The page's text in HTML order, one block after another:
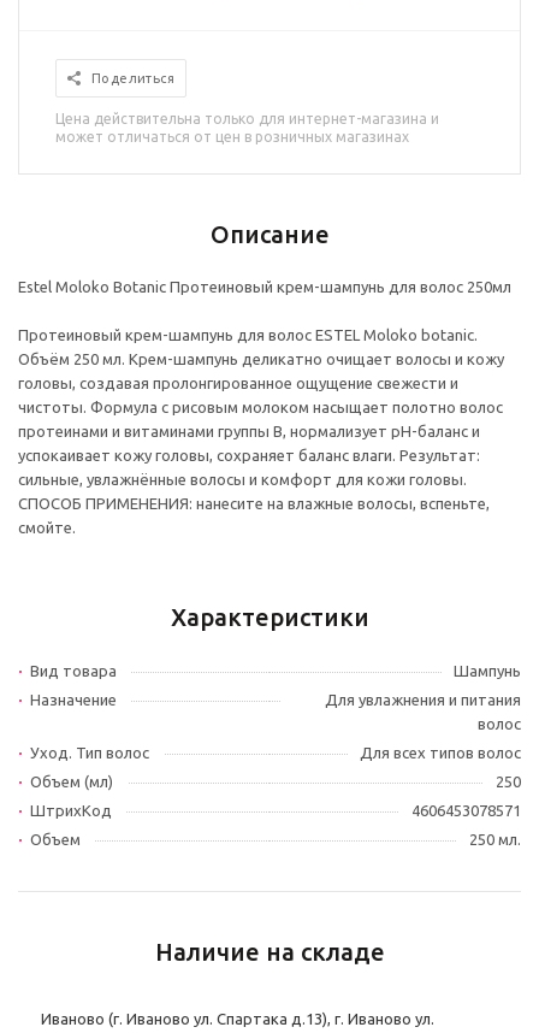
Поделиться
Цена действительна только для интернет-магазина и
может отличаться от цен в розничных магазинах
Описание
Estel Moloko Botanic Протеиновый крем-шампунь для волос 250мл
Протеиновый крем-шампунь для волос ESTEL Moloko botanic.
Объём 250 мл. Крем-шампунь деликатно очищает волосы и кожу
головы, создавая пролонгированное ощущение свежести и
чистоты. Формула с рисовым молоком насыщает полотно волос
протеинами и витаминами группы В, нормализует pH-баланс и
успокаивает кожу головы, сохраняет баланс влаги. Результат:
сильные, увлажнённые волосы и комфорт для кожи головы.
СПОСОБ ПРИМЕНЕНИЯ: нанесите на влажные волосы, вспеньте,
смойте.
Характеристики
Вид товара
Шампунь
Назначение
Для увлажнения и питания
волос
Уход. Тип волос
Для всех типов волос
Объем (мл)
250
ШтрихКод
4606453078571
Объем
250 мл.
Наличие на складе
Иваново (г. Иваново ул. Спартака д.13), г. Иваново ул.